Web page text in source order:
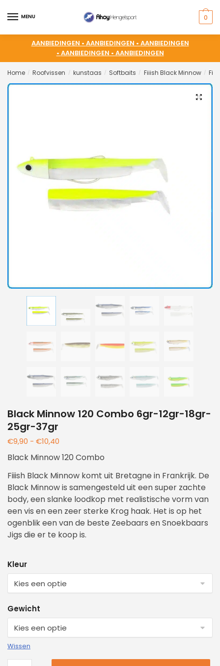
MENU 0
AANBIEDINGEN • AANBIEDINGEN • AANBIEDINGEN
• AANBIEDINGEN • AANBIEDINGEN
Home / Roofvissen / kunstaas / Softbaits / Fiiish Black Minnow /
🔍
Black Minnow 120 Combo 6gr-12gr-18gr-
25gr-37gr
€9,90 - €10,40
Black Minnow 120 Combo
Fiiish Black Minnow komt uit Bretagne in Frankrijk. De
Black Minnow is samengesteld uit een super zachte
body, een slanke loodkop met realistische vorm van
een vis en een zeer sterke Krog haak. Het is op het
ogenblik een van de beste Zeebaars en Snoekbaars
Jigs die er te koop is.
Kleur
Gewicht
Wissen